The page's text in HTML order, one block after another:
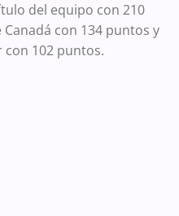
del equipo con 210
con 134 puntos y
102 puntos.